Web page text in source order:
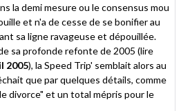
la demi mesure ou le consensus mou
et n'a de cesse de se bonifier au
sa ligne ravageuse et dépouillée.
sa profonde refonte de 2005 (lire
2005), la Speed Trip' semblait alors au
que par quelques détails, comme
divorce" et un total mépris pour le